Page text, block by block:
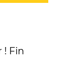
Fin